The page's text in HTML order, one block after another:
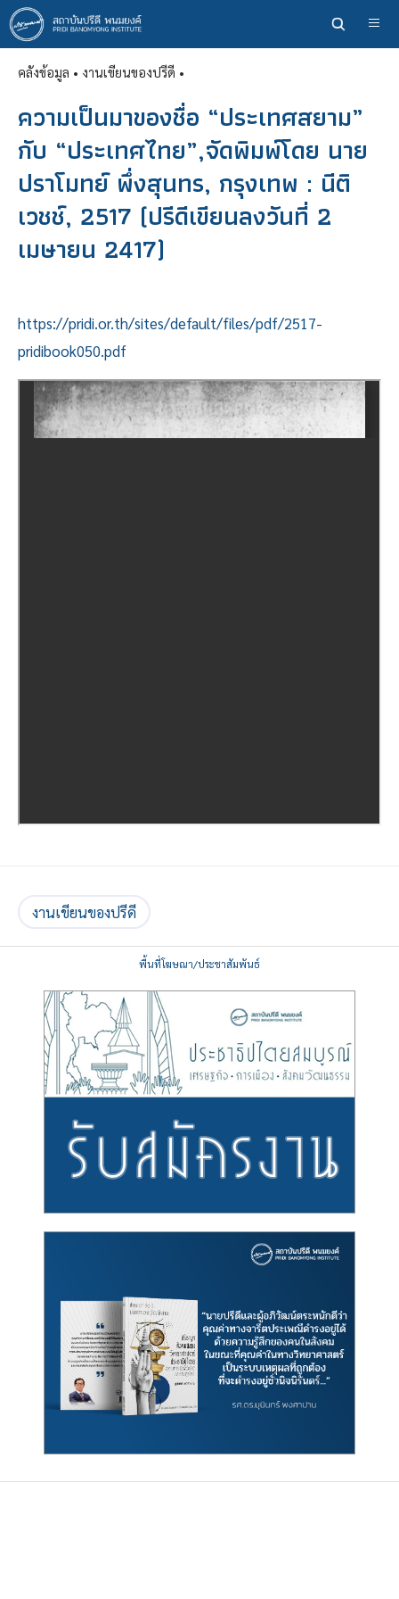
ข้าม
ไป
ยัง
เนื้อหา
คลังข้อมูล • งานเขียนของปรีดี •
ความเป็นมาของชื่อ “ประเทศสยาม”
กับ “ประเทศไทย”,จัดพิมพ์โดย นาย
ปราโมทย์ พึ่งสุนทร, กรุงเทพ : นีติ
เวชช์, 2517 (ปรีดีเขียนลงวันที่ 2
เมษายน 2417)
https://pridi.or.th/sites/default/files/pdf/2517-
pridibook050.pdf
งานเขียนของปรีดี
พื้นที่โฆษณา/ประชาสัมพันธ์